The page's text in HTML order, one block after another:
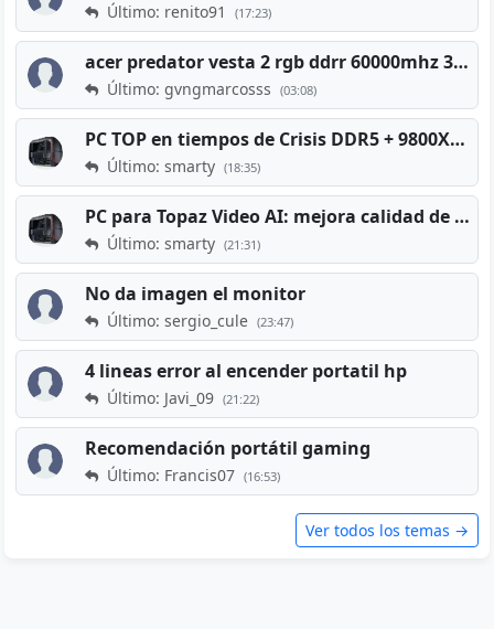
Último: renito91 (17:23)
acer predator vesta 2 rgb ddrr 60000mhz 32gb x2 16gb
Último: gvngmarcosss (03:08)
PC TOP en tiempos de Crisis DDR5 + 9800X3D + RTX 5080 [2026][2400€]
Último: smarty (18:35)
PC para Topaz Video AI: mejora calidad de vídeos viejos
Último: smarty (21:31)
No da imagen el monitor
Último: sergio_cule (23:47)
4 lineas error al encender portatil hp
Último: Javi_09 (21:22)
Recomendación portátil gaming
Último: Francis07 (16:53)
Ver todos los temas →